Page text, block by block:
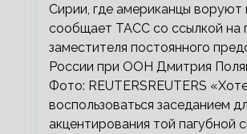
Сирии, где американцы воруют
сообщает ТАСС со ссылкой на
заместителя постоянного
России при ООН Дмитрия
Фото: REUTERSREUTERS
воспользоваться заседанием
акцентирования той пагубной